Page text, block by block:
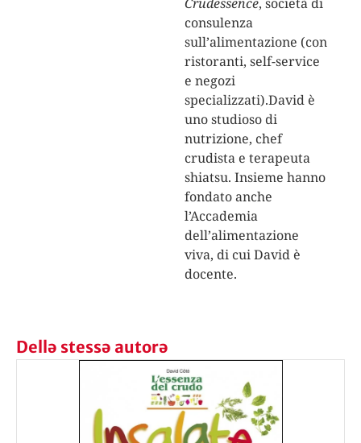
consulenza
sull’alimentazione (con
ristoranti, self-service
e negozi
specializzati).David è
uno studioso di
nutrizione, chef
crudista e terapeuta
shiatsu. Insieme hanno
fondato anche
l’Accademia
dell’alimentazione
viva, di cui David è
docente.
Dellə stessə autorə